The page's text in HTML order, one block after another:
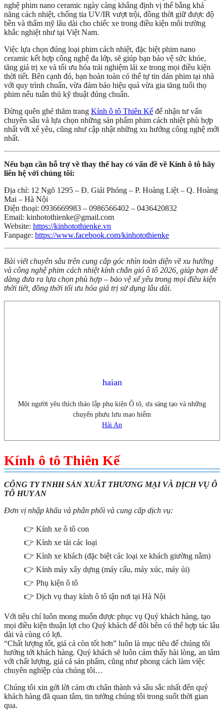
nghệ phim nano ceramic ngày càng khẳng định vị thế bằng khả
năng cách nhiệt, chống tia UV/IR vượt trội, đồng thời giữ được độ
bền và thẩm mỹ lâu dài cho chiếc xe trong điều kiện môi trường
khắc nghiệt như tại Việt Nam.
Việc lựa chọn đúng loại phim cách nhiệt, đặc biệt phim nano
ceramic kết hợp công nghệ đa lớp, sẽ giúp bạn bảo vệ sức khỏe,
tăng giá trị xe và tối ưu hóa trải nghiệm lái xe trong mọi điều kiện
thời tiết. Bên cạnh đó, bạn hoàn toàn có thể tự tin dán phim tại nhà
với quy trình chuẩn, vừa đảm bảo hiệu quả vừa gia tăng tuổi thọ
phim nếu tuân thủ kỹ thuật đúng chuẩn.
Đừng quên ghé thăm trang Kính ô tô Thiên Kế để nhận tư vấn
chuyên sâu và lựa chọn những sản phẩm phim cách nhiệt phù hợp
nhất với xế yêu, cũng như cập nhật những xu hướng công nghệ mới
nhất.
Nếu bạn cần hỗ trợ về thay thế hay có vấn đề về Kính ô tô hãy
liên hệ với chúng tôi:
Địa chỉ: 12 Ngõ 1295 – Đ. Giải Phóng – P. Hoàng Liệt – Q. Hoàng
Mai – Hà Nội
Điện thoại: 0936669983 – 0986566402 – 0436420832
Email: kinhotothienke@gmail.com
Website: https://kinhotothienke.vn
Fanpage: https://www.facebook.com/kinhotothienke
Bài viết chuyên sâu trên cung cấp góc nhìn toàn diện về xu hướng
và công nghệ phim cách nhiệt kính chắn gió ô tô 2026, giúp bạn dễ
dàng đưa ra lựa chọn phù hợp – bảo vệ xế yêu trong mọi điều kiện
thời tiết, đồng thời tối ưu hóa giá trị sử dụng lâu dài.
haian
Một người yêu thích tháo lắp phụ kiện Ô tô, ưa sáng tạo và những
chuyến phưu lưu mạo hiểm
Hải An
Kính ô tô Thiên Kế
CÔNG TY TNHH SẢN XUÂT THƯƠNG MẠI VÀ DỊCH VỤ Ô
TÔ HUY AN
Đơn vị nhập khẩu và phân phối và cung cấp dịch vụ:
👉 Kính xe ô tô con
👉 Kính xe tải các loại
👉 Kính xe khách (đặc biệt các loại xe khách giường nằm)
👉 Kính máy xây dựng (máy cẩu, máy xúc, máy ủi)
👉 Phụ kiện ô tô
👉 Dịch vụ thay kính ô tô tận nơi tại Hà Nội
Với tiêu chí luôn mong muốn được phục vụ Quý khách hàng, tạo
mọi điều kiện thuận lợi cho Quý khách để đôi bên có thể hợp tác lâu
dài và cùng có lợi.
“Chất lượng tốt, giá cả còn tốt hơn” luôn là mục tiêu để chúng tôi
hướng tới khách hàng. Quý khách sẽ luôn cảm thấy hài lòng, an tâm
với chất lượng, giá cả sản phẩm, cũng như phong cách làm việc
chuyên nghiệp của chúng tôi…
Chúng tôi xin gởi lời cảm ơn chân thành và sâu sắc nhất đến quý
khách hàng đã quan tâm, tin tưởng chúng tôi trong suốt thời gian
qua.